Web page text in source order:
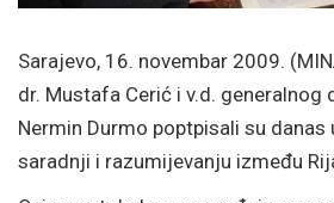
Sarajevo, 16. novembar 2009.
dr. Mustafa Cerić i v.d. generalnog
Nermin Durmo poptpisali su danas
saradnji i razumijevanju između